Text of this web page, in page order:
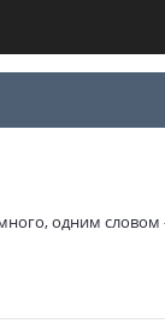
одним словом